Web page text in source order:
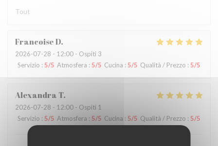
Tout
FrancoiseD
2026-07-28 - 12:00 - Ospiti 3
Servizio : 5/5 Atmosfera : 5/5 Cucina : 5/5 Qualità / Prezzo :5/5
Alexandra T
2026-07-28 - 12:00 - Ospiti 1
Servizio : 5/5 Atmosfera : 5/5 Cucina : 5/5 Qualità / Prezzo : 5/5